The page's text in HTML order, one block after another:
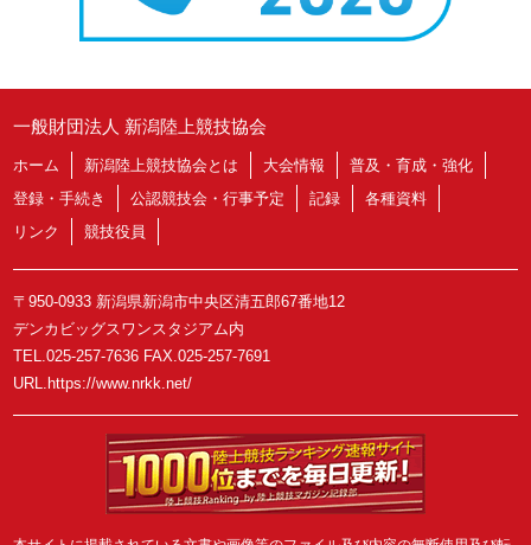
一般財団法人 新潟陸上競技協会
ホーム 新潟陸上競技協会とは 大会情報
普及・育成・強化
登録・手続き
公認競技会・行事予定 記録
各種資料
リンク
競技役員
〒950-0933 新潟県新潟市中央区清五郎67番地12
デンカビッグスワンスタジアム内
TEL.025-257-7636 FAX.025-257-7691
URL.https://www.nrkk.net/